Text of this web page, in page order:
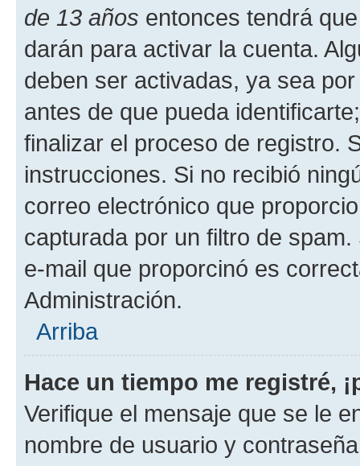
de 13 años entonces tendrá
darán para activar la cuenta.
deben ser activadas, ya sea
antes de que pueda
finalizar el proceso de registro.
instrucciones. Si no recibió
correo electrónico que
capturada por un filtro de
e-mail que proporcinó es
Administración.
Arriba
Hace un tiempo me registré,
Verifique el mensaje que se le
nombre de usuario y